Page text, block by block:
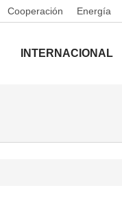
Cooperación Energía
INTERNACIONAL